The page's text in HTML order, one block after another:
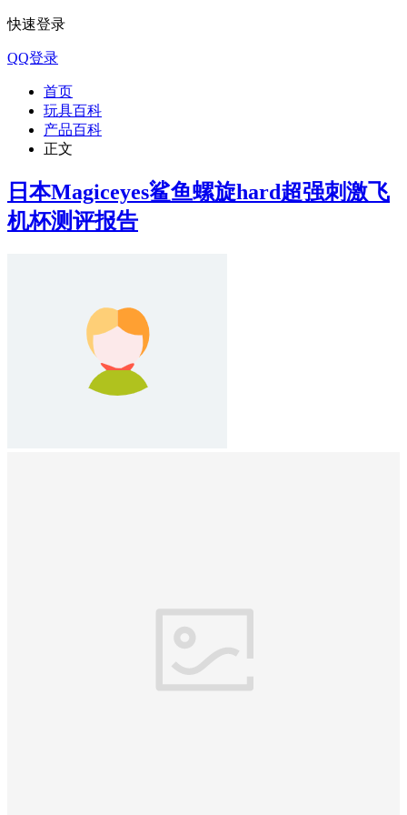
快速登录
QQ登录
首页
玩具百科
产品百科
正文
日本Magiceyes鲨鱼螺旋hard超强刺激飞
机杯测评报告